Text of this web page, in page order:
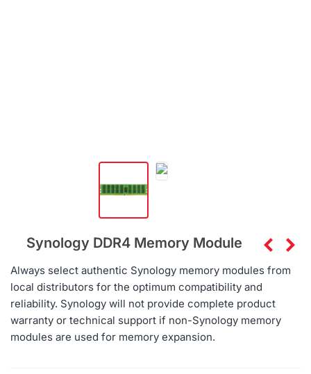
Synology DDR4 Memory Module
Always select authentic Synology memory modules from
local distributors for the optimum compatibility and
reliability. Synology will not provide complete product
warranty or technical support if non-Synology memory
modules are used for memory expansion.